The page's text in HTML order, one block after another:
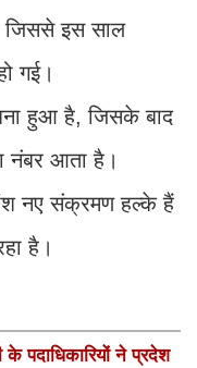
जिससे इस साल
गई।
हुआ है, जिसके बाद
नंबर आता है।
नए संक्रमण हल्के हैं
है।
पदाधिकारियों ने प्रदेश